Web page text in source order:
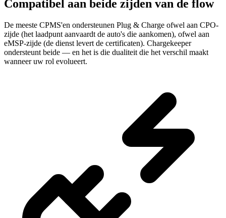
Compatibel aan beide zijden van de flow
De meeste CPMS'en ondersteunen Plug & Charge ofwel aan CPO-
zijde (het laadpunt aanvaardt de auto's die aankomen), ofwel aan
eMSP-zijde (de dienst levert de certificaten). Chargekeeper
ondersteunt beide — en het is die dualiteit die het verschil maakt
wanneer uw rol evolueert.